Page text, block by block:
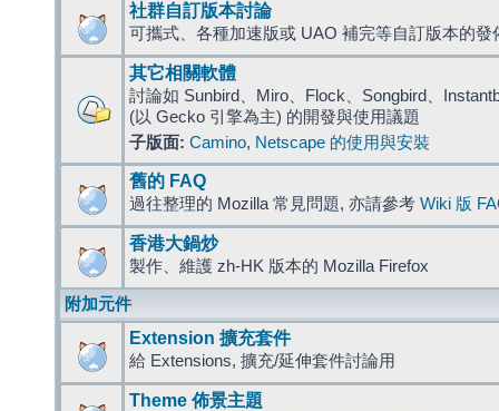
社群自訂版本討論
可攜式、各種加速版或 UAO 補完等自訂版本的發
其它相關軟體
討論如 Sunbird、Miro、Flock、Songbird、
(以 Gecko 引擎為主) 的開發與使用議題
子版面: Camino, Netscape 的使用與安裝
舊的 FAQ
過往整理的 Mozilla 常見問題, 亦請參考 Wiki 版
香港大鍋炒
製作、維護 zh-HK 版本的 Mozilla Firefox
附加元件
Extension 擴充套件
給 Extensions, 擴充/延伸套件討論用
Theme 佈景主題